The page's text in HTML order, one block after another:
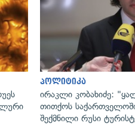
პოლიტიკა
ირაკლი კობახიძე:
თითქოს
შექმნილი რუსი